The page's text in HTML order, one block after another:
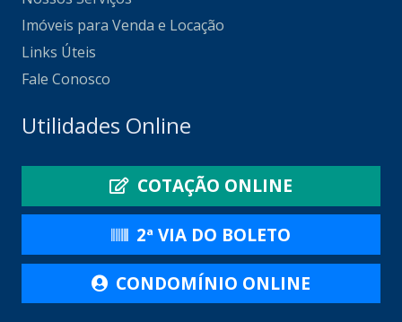
Imóveis para Venda e Locação
Links Úteis
Fale Conosco
Utilidades Online
COTAÇÃO ONLINE
2ª VIA DO BOLETO
CONDOMÍNIO ONLINE